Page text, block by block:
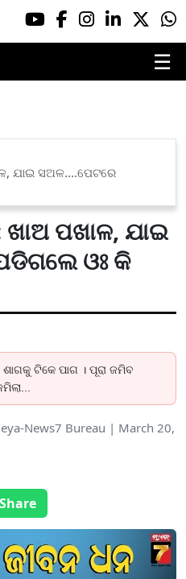
☰
ଯାଇ ସଅଳ....ପେଟରେ
ପଖାଳ, ଯାଇ
ଓଃ କି
ଟିକେ ପାଗ । ପୂରା ଜମିବ
News7 Bureau | March 20,
Share